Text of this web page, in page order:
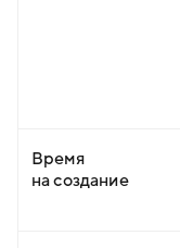
Время
на создание